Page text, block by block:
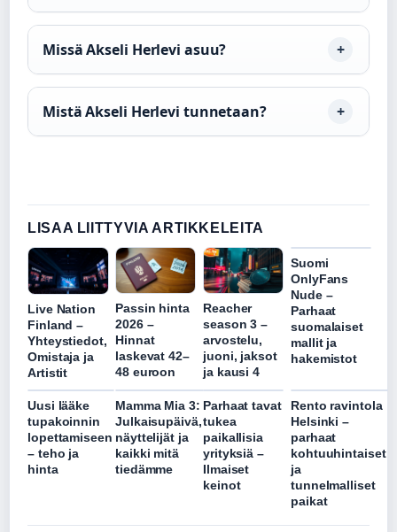
Missä Akseli Herlevi asuu?
Mistä Akseli Herlevi tunnetaan?
LISAA LIITTYVIA ARTIKKELEITA
Live Nation
Finland –
Yhteystiedot,
Omistaja ja
Artistit
Passin hinta
2026 –
Hinnat
laskevat 42–
48 euroon
Reacher
season 3 –
arvostelu,
juoni, jaksot
ja kausi 4
Suomi
OnlyFans
Nude –
Parhaat
suomalaiset
mallit ja
hakemistot
Uusi lääke
tupakoinnin
lopettamiseen
– teho ja
hinta
Mamma Mia 3:
Julkaisupäivä,
näyttelijät ja
kaikki mitä
tiedämme
Parhaat tavat
tukea
paikallisia
yrityksiä –
Ilmaiset
keinot
Rento ravintola
Helsinki –
parhaat
kohtuuhintaiset
ja
tunnelmalliset
paikat